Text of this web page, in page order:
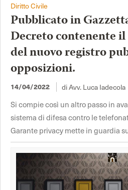
Diritto Civile
Pubblicato in
Decreto contenente
del nuovo registro
opposizioni.
14/04/2022 di Avv. Luca Iadecola
Si compie così un altro passo in
sistema di difesa contro le
Garante privacy mette in guardia